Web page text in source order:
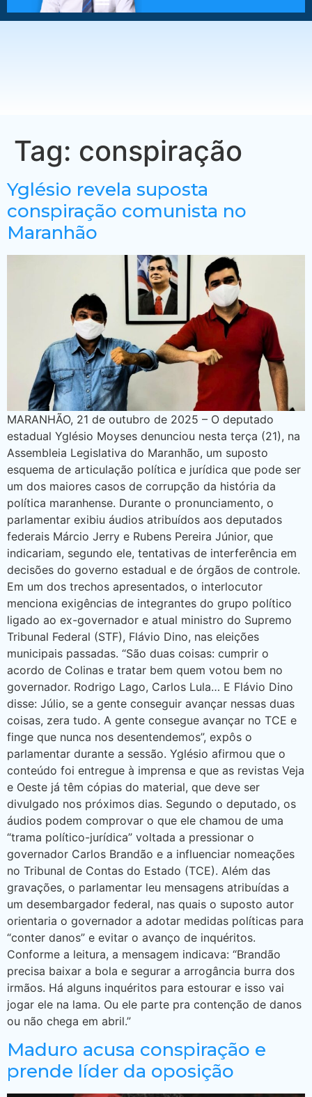
Tag: conspiração
Yglésio revela suposta
conspiração comunista no
Maranhão
MARANHÃO, 21 de outubro de 2025 – O deputado
estadual Yglésio Moyses denunciou nesta terça (21), na
Assembleia Legislativa do Maranhão, um suposto
esquema de articulação política e jurídica que pode ser
um dos maiores casos de corrupção da história da
política maranhense. Durante o pronunciamento, o
parlamentar exibiu áudios atribuídos aos deputados
federais Márcio Jerry e Rubens Pereira Júnior, que
indicariam, segundo ele, tentativas de interferência em
decisões do governo estadual e de órgãos de controle.
Em um dos trechos apresentados, o interlocutor
menciona exigências de integrantes do grupo político
ligado ao ex-governador e atual ministro do Supremo
Tribunal Federal (STF), Flávio Dino, nas eleições
municipais passadas. “São duas coisas: cumprir o
acordo de Colinas e tratar bem quem votou bem no
governador. Rodrigo Lago, Carlos Lula… E Flávio Dino
disse: Júlio, se a gente conseguir avançar nessas duas
coisas, zera tudo. A gente consegue avançar no TCE e
finge que nunca nos desentendemos”, expôs o
parlamentar durante a sessão. Yglésio afirmou que o
conteúdo foi entregue à imprensa e que as revistas Veja
e Oeste já têm cópias do material, que deve ser
divulgado nos próximos dias. Segundo o deputado, os
áudios podem comprovar o que ele chamou de uma
“trama político-jurídica” voltada a pressionar o
governador Carlos Brandão e a influenciar nomeações
no Tribunal de Contas do Estado (TCE). Além das
gravações, o parlamentar leu mensagens atribuídas a
um desembargador federal, nas quais o suposto autor
orientaria o governador a adotar medidas políticas para
“conter danos” e evitar o avanço de inquéritos.
Conforme a leitura, a mensagem indicava: “Brandão
precisa baixar a bola e segurar a arrogância burra dos
irmãos. Há alguns inquéritos para estourar e isso vai
jogar ele na lama. Ou ele parte pra contenção de danos
ou não chega em abril.”
Maduro acusa conspiração e
prende líder da oposição